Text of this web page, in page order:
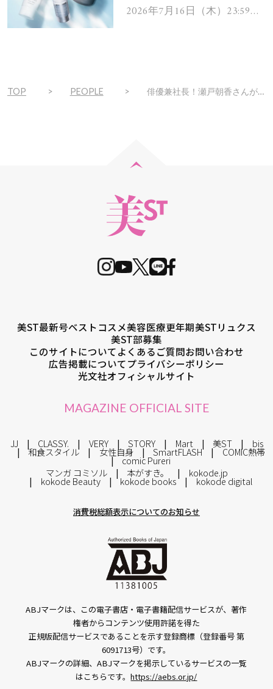
ムを13名様にプレゼン
2026年7月16日（木）23:59ま
TOP PEOPLE 俳優兼社長！瀬戸朝香さんが教える「40代からの挑戦」と美容習慣
美ST最新号ベストコスメ美容医療更年期美STリュクス
美ST部募集
このサイトについてよくあるご質問お問い合わせ
広告掲載についてプライバシーポリシー
光文社オフィシャルサイト
MAGAZINE OFFICIAL SITE
JJ CLASSY. VERY STORY Mart 美ST bis
和食スタイル 女性自身 SmartFLASH COMIC熱帯
comic Pureri
マンガ コミソル
本がすき。 kokode.jp
kokode Beauty kokode books kokode digital
消費税総額表示についてのお知らせ
ABJマークは、この電子書店・電子書籍配信サービスが、著作
権者からコンテンツ使用許諾を得た
正規版配信サービスであることを示す登録商標（登録番号 第
6091713号）です。
ABJマークの詳細、ABJマークを掲示しているサービスの一覧
はこちらです。https://aebs.or.jp/